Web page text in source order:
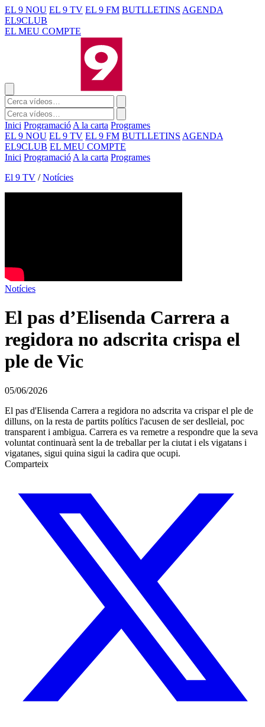
EL 9 NOU EL 9 TV EL 9 FM BUTLLETINS AGENDA
EL9CLUB
EL MEU COMPTE
Inici Programació A la carta Programes
EL 9 NOU EL 9 TV EL 9 FM BUTLLETINS AGENDA
EL9CLUB EL MEU COMPTE
Inici Programació A la carta Programes
El 9 TV / Notícies
Notícies
El pas d’Elisenda Carrera a
regidora no adscrita crispa el
ple de Vic
05/06/2026
El pas d'Elisenda Carrera a regidora no adscrita va crispar el ple de
dilluns, on la resta de partits polítics l'acusen de ser deslleial, poc
transparent i ambigua. Carrera es va remetre a respondre que la seva
voluntat continuarà sent la de treballar per la ciutat i els vigatans i
vigatanes, sigui quina sigui la cadira que ocupi.
Comparteix